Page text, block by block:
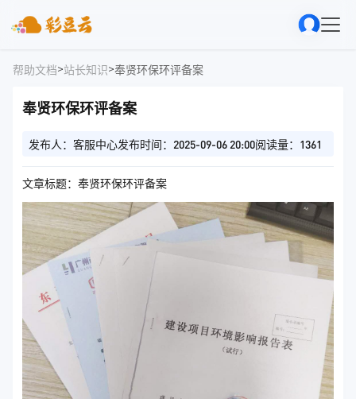
帮助文档>站长知识>奉贤环保环评备案
奉贤环保环评备案
发布人：客服中心发布时间：2025-09-06 20:00阅读量：1361
文章标题：奉贤环保环评备案